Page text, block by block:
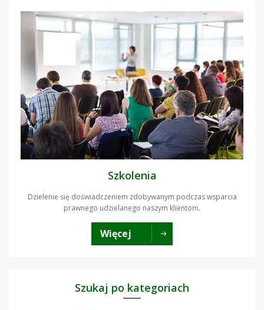
Szkolenia
Dzielenie się doświadczeniem zdobywanym podczas wsparcia
prawnego udzielanego naszym klientom.
Więcej
Szukaj po kategoriach